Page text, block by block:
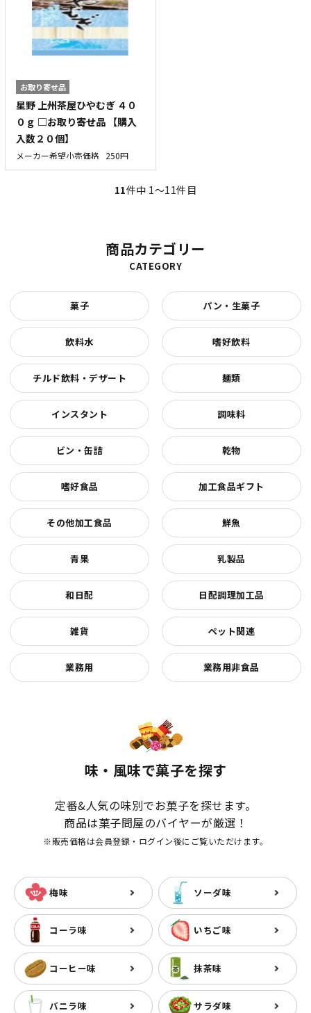
お取り寄せ品
星野 上州茶屋ひやむぎ ４０
０ｇ □お取り寄せ品 【購入
入数２０個】
メーカー希望小売価格 250円
11件中 1〜11件目
商品カテゴリー
CATEGORY
菓子 パン・生菓子
飲料水 嗜好飲料
チルド飲料・デザート 麺類
インスタント 調味料
ビン・缶詰 乾物
嗜好食品 加工食品ギフト
その他加工食品 鮮魚
青果 乳製品
和日配 日配調理加工品
雑貨 ペット関連
業務用 業務用非食品
味・風味で菓子を探す
定番&人気の味別でお菓子を探せます。
商品は菓子問屋のバイヤーが厳選！
※販売価格は会員登録・ログイン後にご覧いただけます。
梅味 ソーダ味
コーラ味 いちご味
コーヒー味 抹茶味
バニラ味 サラダ味